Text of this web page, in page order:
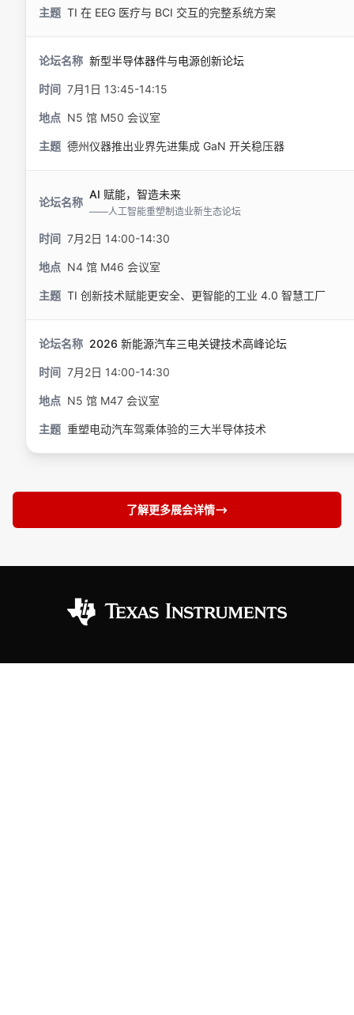
TI 在 EEG 医疗与 BCI 交互的完整系统方案
新型半导体器件与电源创新论坛
7月1日 13:45-14:15
N5 馆 M50 会议室
德州仪器推出业界先进集成 GaN 开关稳压器
AI 赋能，智造未来
——人工智能重塑制造业新生态论坛
7月2日 14:00-14:30
N4 馆 M46 会议室
TI 创新技术赋能更安全、更智能的工业 4.0 智慧工厂
2026 新能源汽车三电关键技术高峰论坛
7月2日 14:00-14:30
N5 馆 M47 会议室
重塑电动汽车驾乘体验的三大半导体技术
了解更多展会详情